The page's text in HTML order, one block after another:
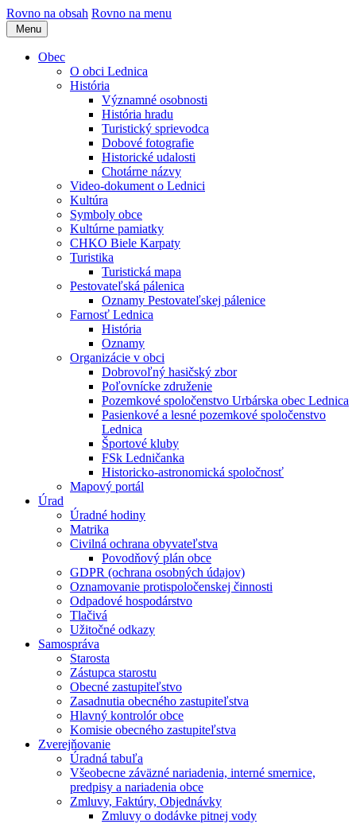
Rovno na obsah Rovno na menu
Menu
Obec
O obci Lednica
História
Významné osobnosti
História hradu
Turistický sprievodca
Dobové fotografie
Historické udalosti
Chotárne názvy
Video-dokument o Lednici
Kultúra
Symboly obce
Kultúrne pamiatky
CHKO Biele Karpaty
Turistika
Turistická mapa
Pestovateľská pálenica
Oznamy Pestovateľskej pálenice
Farnosť Lednica
História
Oznamy
Organizácie v obci
Dobrovoľný hasičský zbor
Poľovnícke združenie
Pozemkové spoločenstvo Urbárska obec Lednica
Pasienkové a lesné pozemkové spoločenstvo
Lednica
Športové kluby
FSk Ledničanka
Historicko-astronomická spoločnosť
Mapový portál
Úrad
Úradné hodiny
Matrika
Civilná ochrana obyvateľstva
Povodňový plán obce
GDPR (ochrana osobných údajov)
Oznamovanie protispoločenskej činnosti
Odpadové hospodárstvo
Tlačivá
Užitočné odkazy
Samospráva
Starosta
Zástupca starostu
Obecné zastupiteľstvo
Zasadnutia obecného zastupiteľstva
Hlavný kontrolór obce
Komisie obecného zastupiteľstva
Zverejňovanie
Úradná tabuľa
Všeobecne záväzné nariadenia, interné smernice,
predpisy a nariadenia obce
Zmluvy, Faktúry, Objednávky
Zmluvy o dodávke pitnej vody